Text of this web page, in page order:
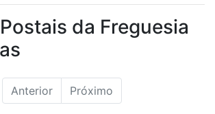
da Freguesia
Anterior Próximo